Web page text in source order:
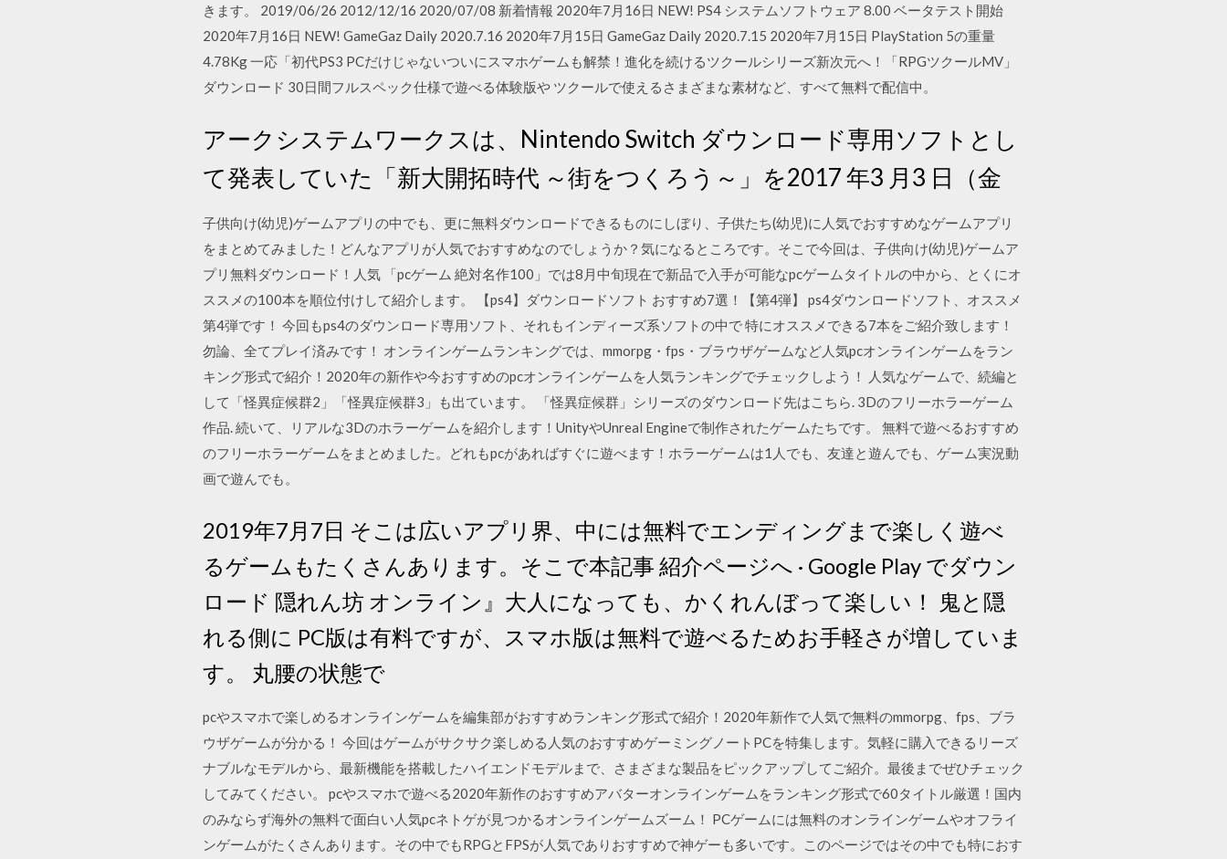
きます。 2019/06/26 2012/12/16 2020/07/08 新着情報 2020年7月16日 NEW! PS4 システムソフトウェア 8.00 ベータテスト開始
2020年7月16日 NEW! GameGaz Daily 2020.7.16 2020年7月15日 GameGaz Daily 2020.7.15 2020年7月15日 PlayStation 5の重量
4.78Kg 一応「初代PS3 PCだけじゃないついにスマホゲームも解禁！進化を続けるツクールシリーズ新次元へ！「RPGツクールMV」
ダウンロード 30日間フルスペック仕様で遊べる体験版や ツクールで使えるさまざまな素材など、すべて無料で配信中。
アークシステムワークスは、Nintendo Switch ダウンロード専用ソフトとし
て発表していた「新大開拓時代 ～街をつくろう～」を2017 年3 月3 日（金
子供向け(幼児)ゲームアプリの中でも、更に無料ダウンロードできるものにしぼり、子供たち(幼児)に人気でおすすめなゲームアプリ
をまとめてみました！どんなアプリが人気でおすすめなのでしょうか？気になるところです。そこで今回は、子供向け(幼児)ゲームア
プリ無料ダウンロード！人気 「pcゲーム 絶対名作100」では8月中旬現在で新品で入手が可能なpcゲームタイトルの中から、とくにオ
ススメの100本を順位付けして紹介します。 【ps4】ダウンロードソフト おすすめ7選！【第4弾】 ps4ダウンロードソフト、オススメ
第4弾です！ 今回もps4のダウンロード専用ソフト、それもインディーズ系ソフトの中で 特にオススメできる7本をご紹介致します！
勿論、全てプレイ済みです！ オンラインゲームランキングでは、mmorpg・fps・ブラウザゲームなど人気pcオンラインゲームをラン
キング形式で紹介！2020年の新作や今おすすめのpcオンラインゲームを人気ランキングでチェックしよう！ 人気なゲームで、続編と
して「怪異症候群2」「怪異症候群3」も出ています。 「怪異症候群」シリーズのダウンロード先はこちら. 3Dのフリーホラーゲーム
作品. 続いて、リアルな3Dのホラーゲームを紹介します！UnityやUnreal Engineで制作されたゲームたちです。 無料で遊べるおすすめ
のフリーホラーゲームをまとめました。どれもpcがあればすぐに遊べます！ホラーゲームは1人でも、友達と遊んでも、ゲーム実況動
画で遊んでも。
2019年7月7日 そこは広いアプリ界、中には無料でエンディングまで楽しく遊べ
るゲームもたくさんあります。そこで本記事 紹介ページへ · Google Play でダウン
ロード 隠れん坊 オンライン』大人になっても、かくれんぼって楽しい！ 鬼と隠
れる側に PC版は有料ですが、スマホ版は無料で遊べるためお手軽さが増していま
す。 丸腰の状態で
pcやスマホで楽しめるオンラインゲームを編集部がおすすめランキング形式で紹介！2020年新作で人気で無料のmmorpg、fps、ブラ
ウザゲームが分かる！ 今回はゲームがサクサク楽しめる人気のおすすめゲーミングノートPCを特集します。気軽に購入できるリーズ
ナブルなモデルから、最新機能を搭載したハイエンドモデルまで、さまざまな製品をピックアップしてご紹介。最後までぜひチェック
してみてください。 pcやスマホで遊べる2020年新作のおすすめアバターオンラインゲームをランキング形式で60タイトル厳選！国内
のみならず海外の無料で面白い人気pcネトゲが見つかるオンラインゲームズーム！ PCゲームには無料のオンラインゲームやオフライ
ンゲームがたくさんあります。その中でもRPGとFPSが人気でありおすすめで神ゲーも多いです。このページではその中でも特におす